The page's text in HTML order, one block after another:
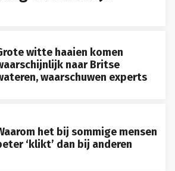
witte haaien komen
naar Britse
waarschuwen experts
het bij sommige mensen
‘klikt’ dan bij anderen